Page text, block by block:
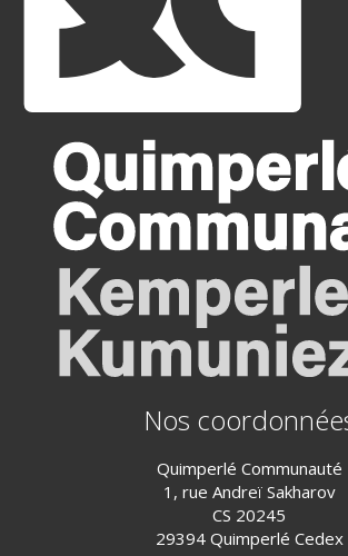
Nos
Quimperlé Communauté
1, rue Andreï Sakharov
CS 20245
29394 Quimperlé Cedex